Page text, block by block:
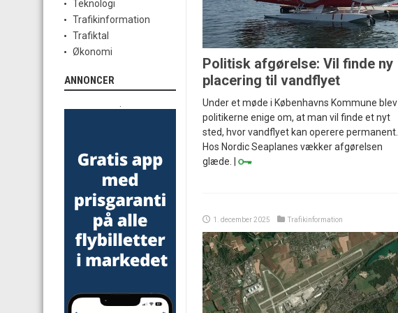
Politisk afgørelse: Vil finde ny
placering til vandflyet
Under et møde i Københavns Kommune blev
politikerne enige om, at man vil finde et nyt
sted, hvor vandflyet kan operere permanent.
Hos Nordic Seaplanes vækker afgørelsen
glæde. |
1. december 2025 Trafikinformation
Teknologi
Trafikinformation
Trafiktal
Økonomi
ANNONCER